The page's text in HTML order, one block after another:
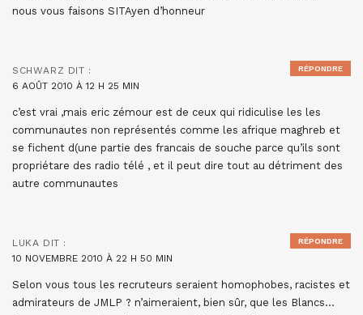
nous vous faisons SITAyen d’honneur
SCHWARZ DIT :
6 AOÛT 2010 À 12 H 25 MIN
c’est vrai ,mais eric zémour est de ceux qui ridiculise les les
communautes non représentés comme les afrique maghreb et
se fichent d(une partie des francais de souche parce qu’ils sont
propriétare des radio télé , et il peut dire tout au détriment des
autre communautes
RÉPONDRE
LUKA DIT :
10 NOVEMBRE 2010 À 22 H 50 MIN
Selon vous tous les recruteurs seraient homophobes, racistes et
admirateurs de JMLP ? n’aimeraient, bien sûr, que les Blancs…
RÉPONDRE